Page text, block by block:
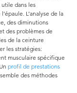
dans les
L’analyse de la
des diminutions
des problèmes de
de la ceinture
les stratégies:
musculaire spécifique
profil de prestations
des méthodes